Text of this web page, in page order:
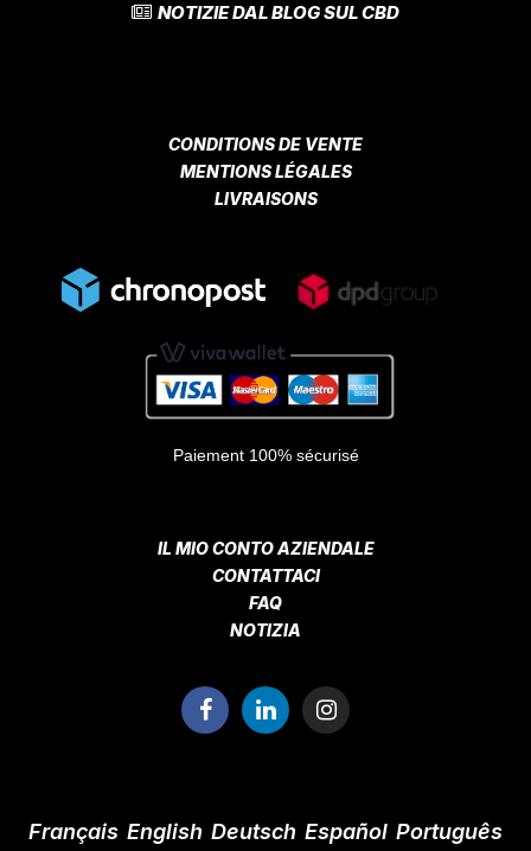
NOTIZIE DAL BLOG SUL CBD
CONDITIONS DE VENTE
MENTIONS LÉGALES
LIVRAISONS
Paiement 100% sécurisé
IL MIO CONTO AZIENDALE
CONTATTACI
FAQ
NOTIZIA
Français English Deutsch Español Português